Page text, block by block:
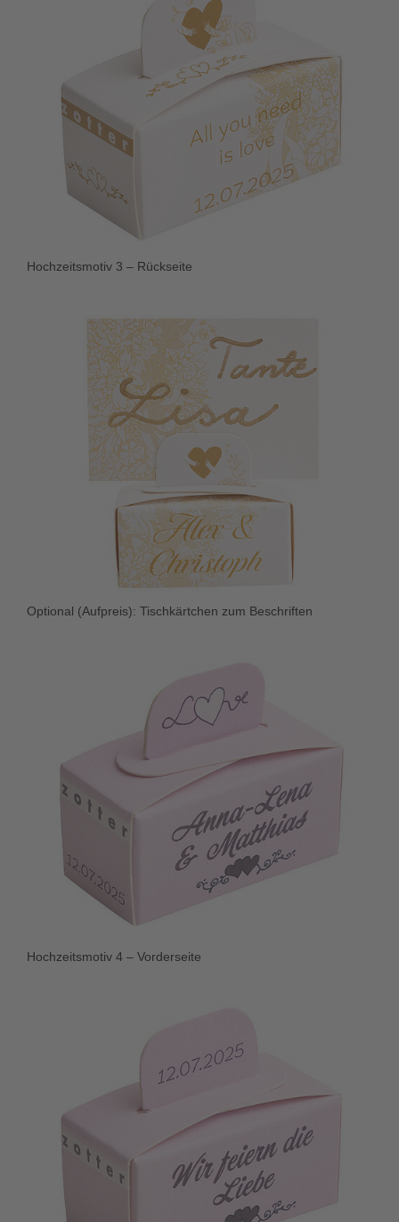
Hochzeitsmotiv 3 – Rückseite
Optional (Aufpreis): Tischkärtchen zum Beschriften
Hochzeitsmotiv 4 – Vorderseite